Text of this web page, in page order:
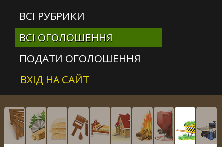
ВСІ РУБРИКИ
ВСІ ОГОЛОШЕННЯ
ПОДАТИ ОГОЛОШЕННЯ
ВХІД НА САЙТ